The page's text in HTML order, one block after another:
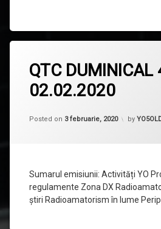
QTC
02.02.2020
Posted on 3 februarie, 2020
Updated
by
Sumarul emisiunii: Activități YO
regulamente Zona DX
știri Radioamatorism în lume
un
comentariu
la
QTC
426